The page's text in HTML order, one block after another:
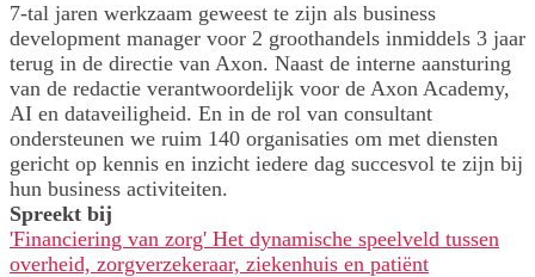
7-tal jaren werkzaam geweest te zijn als business
development manager voor 2 groothandels inmiddels 3 jaar
terug in de directie van Axon. Naast de interne aansturing
van de redactie verantwoordelijk voor de Axon Academy,
AI en dataveiligheid. En in de rol van consultant
ondersteunen we ruim 140 organisaties om met diensten
gericht op kennis en inzicht iedere dag succesvol te zijn bij
hun business activiteiten.
Spreekt bij
'Financiering van zorg' Het dynamische speelveld tussen
overheid, zorgverzekeraar, ziekenhuis en patiënt